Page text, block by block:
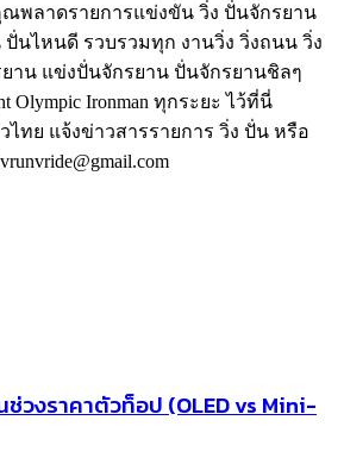
ณพลาดรายการแข่งขัน วิ่ง ปั่นจักรยาน
นไหนดี รวบรวมทุก งานวิ่ง วิ่งถนน วิ่ง
ยาน แข่งปั่นจักรยาน ปั่นจักรยานชิลๆ
Olympic Ironman ทุกระยะ ไว้ที่นี่
ทย แจ้งข่าวสารรายการ วิ่ง ปั่น หรือ
ช่วงราคาตัวท็อป (OLED vs Mini-